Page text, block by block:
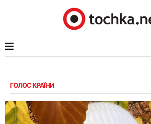
ГОЛОС КРАЇНИ